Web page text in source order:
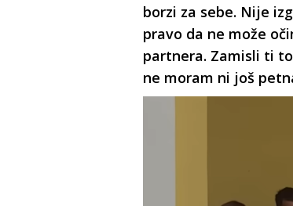
borzi za sebe. Nije
pravo da ne može
partnera. Zamisli ti
ne moram ni još